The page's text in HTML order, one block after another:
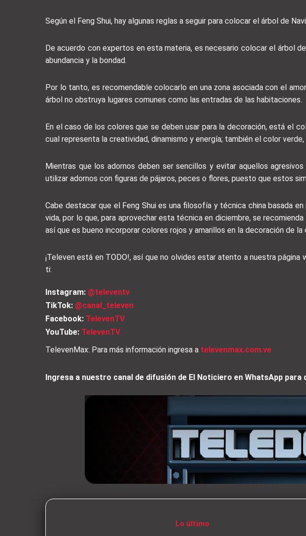
Según el Feng Shui, hay algunas reglas a seguir para colocar el árbol de
De acuerdo con expertos en esta materia, es necesario colocar el árbol
abundancia y la bondad.
Por lo tanto, es recomendable colocarlo en una zona asociada con el
árbol no obstruya lugares comunes como las entradas de las habitaciones.
En el caso de los colores que se deben usar para la decoración, está el
cual representa la creatividad, dinamismo y energía; también el color
Mientras que los adornos deben ser sencillos y evitar aquellos
utilizar adornos con figuras de pájaros, peces o flores, puesto que estos
Cabe destacar que el Feng Shui es una filosofía y técnica china basada
vida, por lo que, para aprovechar esta técnica en diciembre, se
así que es bueno incorporar colores rojos y amarillos en la decoración de la
¡Televen está en TODO!, así que no olvides estar atento a nuestra
ti:
Instagram: @televentv
TikTok: @canal_televen
Facebook: TelevenTV
YouTube: TelevenTV
TelevenMax: Para más información ingresa a televenmax.com.ve
Ingresa a nuestro canal de difusión de El Noticiero en WhatsApp
Lo último